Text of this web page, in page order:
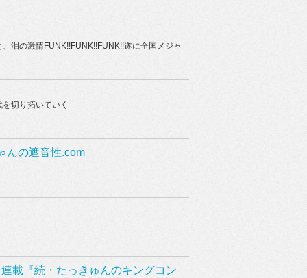
泪の激情FUNK!!FUNK!!FUNK!!遂に全国メジャ
切り拓いていく
んの遮音性.com
載『続・たっきゅんのキングコン